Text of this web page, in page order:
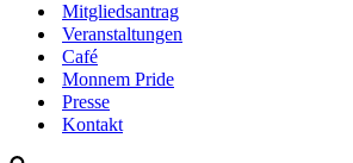
Mitgliedsantrag
Veranstaltungen
Café
Monnem Pride
Presse
Kontakt